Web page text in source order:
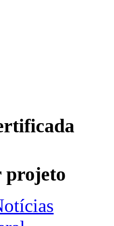
projeto